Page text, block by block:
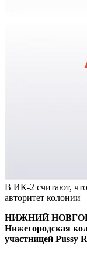
В ИК-2 считают,
авторитет колонии
НИЖНИЙ
Нижегородская
участницей Pussy